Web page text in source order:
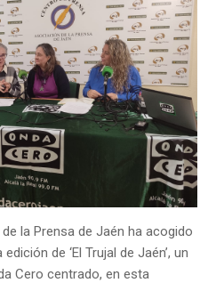
la Prensa de Jaén ha acogido
de ‘El Trujal de Jaén’, un
Cero centrado, en esta